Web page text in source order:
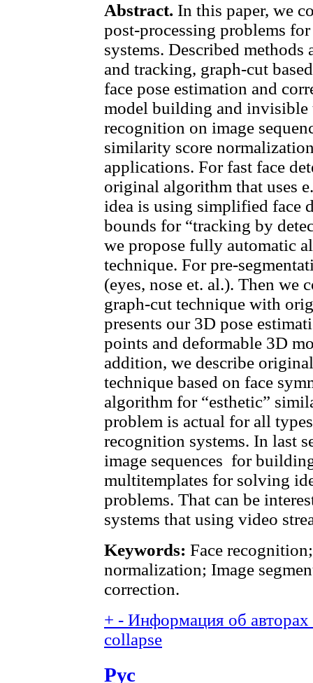
Abstract. In this paper, we
post-processing problems
systems. Described
and tracking, graph-cut
face pose estimation and
model building and invisible
recognition on image
similarity score
applications. For fast face
original algorithm that uses
idea is using simplified face
bounds for “tracking by
we propose fully automatic
technique. For pre-
(eyes, nose et. al.). Then we
graph-cut technique with
presents our 3D pose
points and deformable 3D
addition, we describe
technique based on face
algorithm for “esthetic”
problem is actual for all
recognition systems. In last
image sequences for
multitemplates for solving
problems. That can be
systems that using video
Keywords: Face
normalization; Image
correction.
+ - Информация об
collapse
Рус